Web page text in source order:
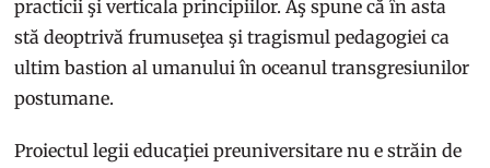
practicii şi verticala principiilor. Aş spune că în asta
stă deoptrivă frumuseţea şi tragismul pedagogiei ca
ultim bastion al umanului în oceanul transgresiunilor
postumane.
Proiectul legii educaţiei preuniversitare nu e străin de